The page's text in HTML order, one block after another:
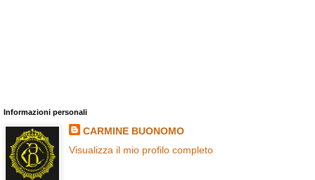
Informazioni personali
CARMINE BUONOMO
Visualizza il mio profilo completo